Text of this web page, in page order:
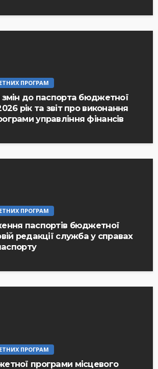
ПРОГРАМ
до паспорта бюджетної
рік та звіт про виконання
управління фінансів
ПРОГРАМ
паспортів бюджетної
редакції служба у справах
ПРОГРАМ
програми місцевого